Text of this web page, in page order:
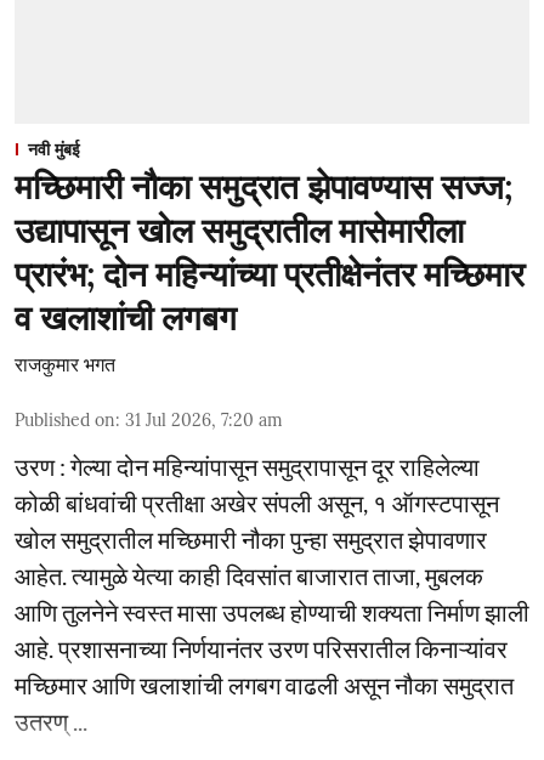
नवी मुंबई
मच्छिमारी नौका समुद्रात झेपावण्यास सज्ज;
उद्यापासून खोल समुद्रातील मासेमारीला
प्रारंभ; दोन महिन्यांच्या प्रतीक्षेनंतर मच्छिमार
व खलाशांची लगबग
राजकुमार भगत
Published on: 31 Jul 2026, 7:20 am
उरण : गेल्या दोन महिन्यांपासून समुद्रापासून दूर राहिलेल्या
कोळी बांधवांची प्रतीक्षा अखेर संपली असून, १ ऑगस्टपासून
खोल समुद्रातील मच्छिमारी नौका पुन्हा समुद्रात झेपावणार
आहेत. त्यामुळे येत्या काही दिवसांत बाजारात ताजा, मुबलक
आणि तुलनेने स्वस्त मासा उपलब्ध होण्याची शक्यता निर्माण झाली
आहे. प्रशासनाच्या निर्णयानंतर उरण परिसरातील किनाऱ्यांवर
मच्छिमार आणि खलाशांची लगबग वाढली असून नौका समुद्रात
उतरण् ...